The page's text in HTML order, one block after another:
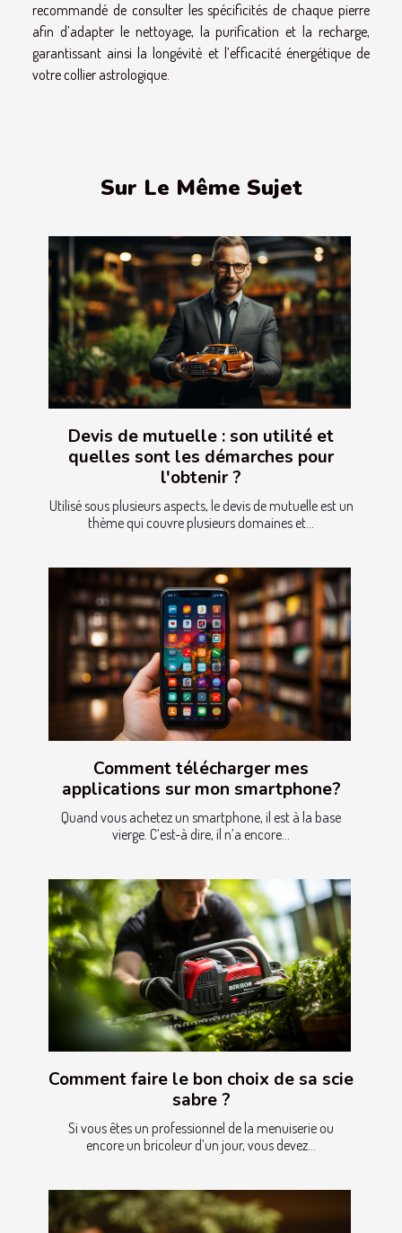
recommandé de consulter les spécificités de chaque pierre
afin d’adapter le nettoyage, la purification et la recharge,
garantissant ainsi la longévité et l’efficacité énergétique de
votre collier astrologique.
Sur Le Même Sujet
Devis de mutuelle : son utilité et
quelles sont les démarches pour
l'obtenir ?
Utilisé sous plusieurs aspects, le devis de mutuelle est un
thème qui couvre plusieurs domaines et...
Comment télécharger mes
applications sur mon smartphone?
Quand vous achetez un smartphone, il est à la base
vierge. C’est-à dire, il n’a encore...
Comment faire le bon choix de sa scie
sabre ?
Si vous êtes un professionnel de la menuiserie ou
encore un bricoleur d’un jour, vous devez...